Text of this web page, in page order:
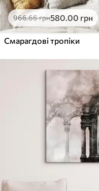
966.66грн580.00 грн
Смарагдові тропіки